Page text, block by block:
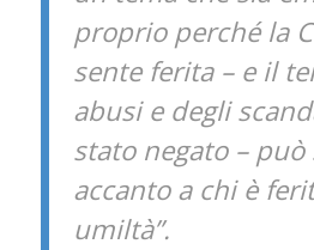
proprio perché la
sente ferita – e il
abusi e degli
stato negato – può
accanto a chi è
umiltà”.